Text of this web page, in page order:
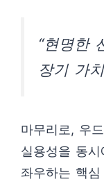
“현명한
장기 가
마무리로, 우
실용성을 동
좌우하는 핵